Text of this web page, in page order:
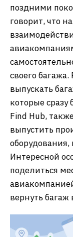
поздними
говорит, что
своего
выпускать
которые
Find Hub,
выпустить
Интересной
поделиться
вернуть багаж